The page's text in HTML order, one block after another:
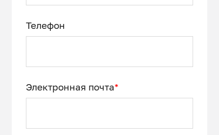
Телефон
Электронная почта*